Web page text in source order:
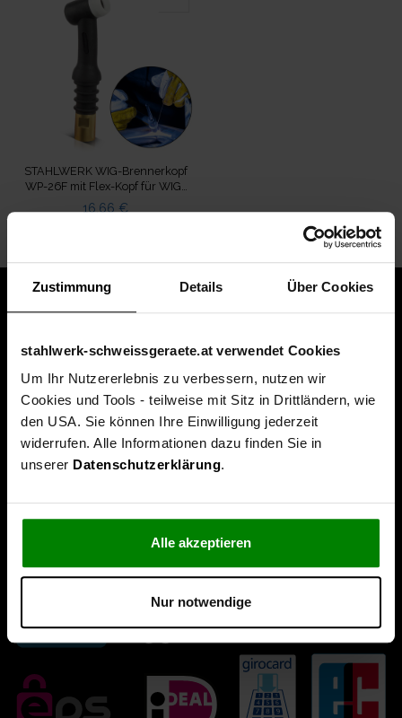
Zustimmung Details Über Cookies
stahlwerk-schweissgeraete.at verwendet Cookies
Um Ihr Nutzererlebnis zu verbessern, nutzen wir
Cookies und Tools - teilweise mit Sitz in Drittländern, wie
den USA. Sie können Ihre Einwilligung jederzeit
widerrufen. Alle Informationen dazu finden Sie in
unserer Datenschutzerklärung.
Alle akzeptieren
Nur notwendige
STAHLWERK WIG-Brennerkopf
WP-26F mit Flex-Kopf für WIG-
Schweißbrenner
16,66 €